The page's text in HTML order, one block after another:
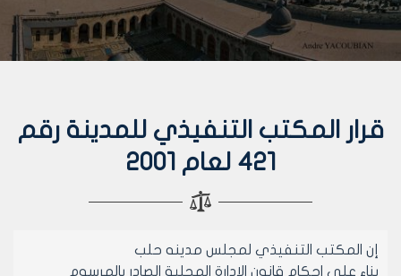
قرار المكتب التنفيذي للمدينة رقم
421 لعام 2001
إن المكتب التنفيذي لمجلس مدينه حلب
بناء على احكام قانون الإدارة المحلية الصادر بالمرسوم